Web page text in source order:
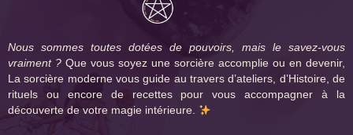
Nous sommes toutes dotées de pouvoirs, mais le savez-vous
vraiment ? Que vous soyez une sorcière accomplie ou en devenir,
La sorcière moderne vous guide au travers d’ateliers, d’Histoire, de
rituels ou encore de recettes pour vous accompagner à la
découverte de votre magie intérieure.